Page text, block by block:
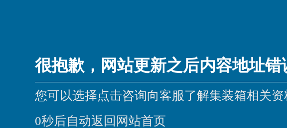
很抱歉，网站更新之后内容地址错
您可以选择点击咨询向客服了解集装箱相关资
0秒后自动返回网站首页